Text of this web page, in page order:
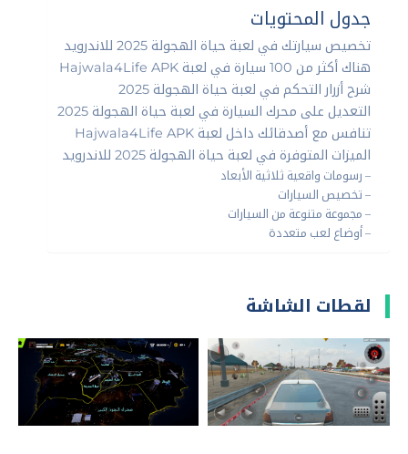
جدول المحتويات
تخصيص سيارتك في لعبة حياة الهجولة 2025 للاندرويد
هناك أكثر من 100 سيارة في لعبة Hajwala4Life APK
شرح أزرار التحكم في لعبة حياة الهجولة 2025
التعديل على محرك السيارة في لعبة حياة الهجولة 2025
تنافس مع أصدقائك داخل لعبة Hajwala4Life APK
الميزات المتوفرة في لعبة حياة الهجولة 2025 للاندرويد
– رسومات واقعية ثلاثية الأبعاد
– تخصيص السيارات
– مجموعة متنوعة من السيارات
– أوضاع لعب متعددة
لقطات الشاشة